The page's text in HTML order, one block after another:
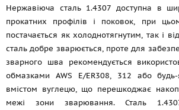
Нержавіюча сталь 1.4307 доступна в
прокатних профілів і поковок, при
постачається як холоднотягнутим, так і
сталь добре зварюється, проте для
зварного шва рекомендується
обмазками AWS E/ER308, 312 або
вмістом вуглецю, що перешкоджає
межі зони зварювання. Сталь